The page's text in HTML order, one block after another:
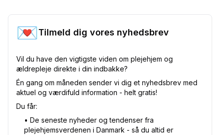
💌Tilmeld dig vores nyhedsbrev
Vil du have den vigtigste viden om plejehjem og
ældrepleje direkte i din indbakke?
Én gang om måneden sender vi dig et nyhedsbrev med
aktuel og værdifuld information - helt gratis!
Du får:
•⁠ De seneste nyheder og tendenser fra
plejehjemsverdenen i Danmark - så du altid er